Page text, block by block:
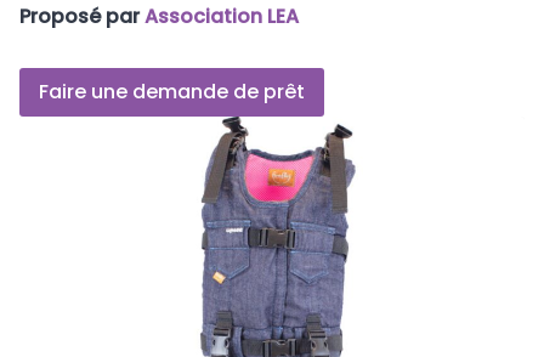
Proposé parAssociation LEA
Faire une demande de prêt